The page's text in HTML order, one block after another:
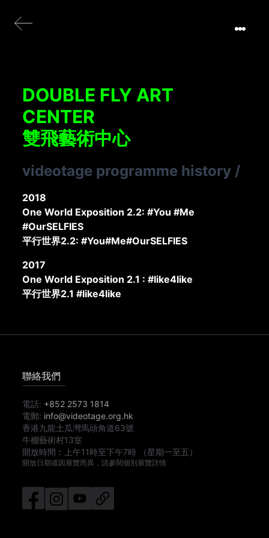
DOUBLE FLY ART
CENTER
雙飛藝術中心
videotage programme history /
2018
One World Exposition 2.2: #You #Me
#OurSELFIES
平行世界2.2: #You#Me#OurSELFIES
2017
One World Exposition 2.1 : #like4like
平行世界2.1 #like4like
聯絡我們
電話: +852 2573 1814
電郵: info@videotage.org.hk
香港九龍土瓜灣馬頭角道63號
牛棚藝術村13室
開放時間︰
上午11時至下午7時 （星期一至五）
開放日期或因展覽而異，請參閱個別展覽詳情